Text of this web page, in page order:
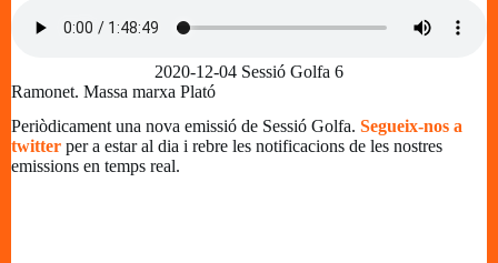
2020-12-04 Sessió Golfa 6
Ramonet. Massa marxa Plató
Periòdicament una nova emissió de Sessió Golfa. Segueix-nos a
twitter per a estar al dia i rebre les notificacions de les nostres
emissions en temps real.